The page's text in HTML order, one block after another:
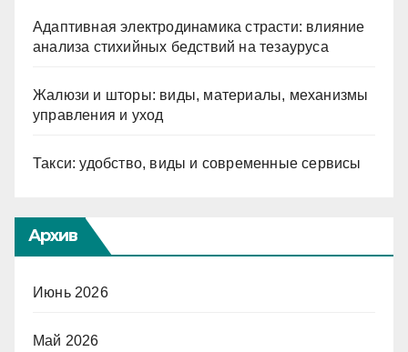
Адаптивная электродинамика страсти: влияние
анализа стихийных бедствий на тезауруса
Жалюзи и шторы: виды, материалы, механизмы
управления и уход
Такси: удобство, виды и современные сервисы
Архив
Июнь 2026
Май 2026